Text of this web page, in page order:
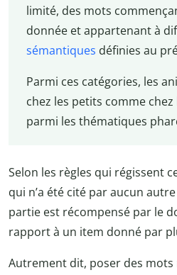
limité, des mots
donnée et appartenant à
sémantiques définies au
Parmi ces catégories, les
chez les petits comme
parmi les thématiques
Selon les règles qui régissent
qui n’a été cité par aucun
partie est récompensé par le
rapport à un item donné par
Autrement dit, poser des mots